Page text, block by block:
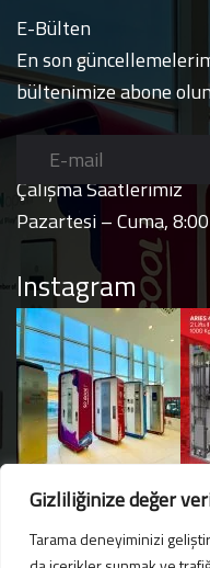
Gizliliğinize değer
Tarama deneyiminizi
E-Bülten
En son
bültenimize abone
Çalışma Saatlerimiz
Pazartesi – Cuma,
Instagram